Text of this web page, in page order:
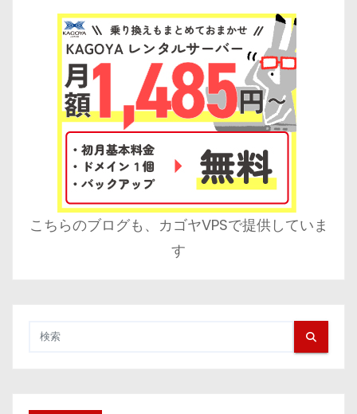
こちらのブログも、カゴヤVPSで提供していま
す